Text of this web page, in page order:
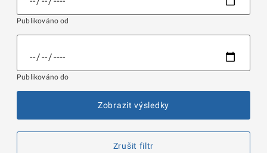
Publikováno od
Publikováno do
Zobrazit výsledky
Zrušit filtr